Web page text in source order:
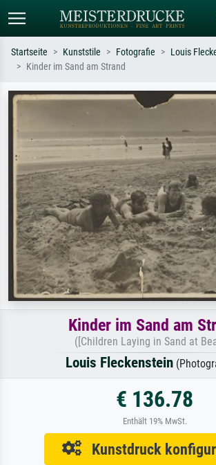
Suchen Sie nach Künstlern, Werktiteln
Sternennacht, Impressionismus, Welle
Hokusai, Akt.
Beschreiben
Ölgemälde,
Startseite Kunststile Fotografie
Louis
Kinder im Sand am Strand
Kinder im Sand am
([Children Laying in Sand at
Louis Fleckenstein
€ 136.78
Enthält 19% MwSt.
Kunstdruck